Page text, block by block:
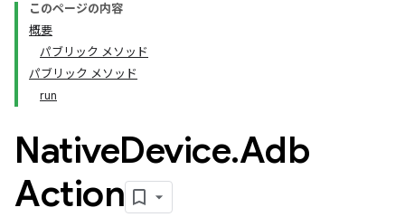
このページの内容
概要
パブリック メソッド
パブリック メソッド
run
NativeDevice.Adb
Action